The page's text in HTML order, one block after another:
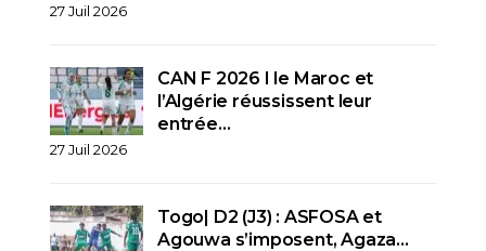
27 Juil 2026
CAN F 2026 I le Maroc et
l’Algérie réussissent leur
entrée…
27 Juil 2026
Togo| D2 (J3) : ASFOSA et
Agouwa s’imposent, Agaza…